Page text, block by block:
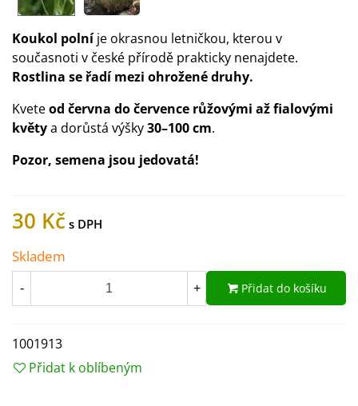
Koukol polníje okrasnou letničkou, kterou v
současnoti v české přírodě prakticky nenajdete.
Rostlina se řadí mezi ohrožené druhy.
Kveteod června do července růžovými až fialovými
květya dorůstá výšky30–100 cm.
Pozor, semena jsou jedovatá!
30 Kč
Skladem
- + Přidat do košíku
1001913
Přidat k oblíbeným